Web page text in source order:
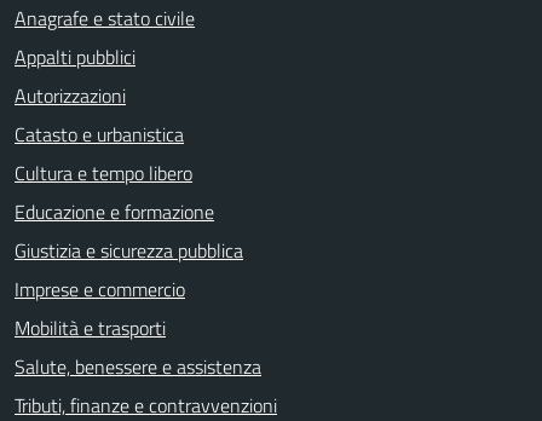
Anagrafe e stato civile
Appalti pubblici
Autorizzazioni
Catasto e urbanistica
Cultura e tempo libero
Educazione e formazione
Giustizia e sicurezza pubblica
Imprese e commercio
Mobilità e trasporti
Salute, benessere e assistenza
Tributi, finanze e contravvenzioni